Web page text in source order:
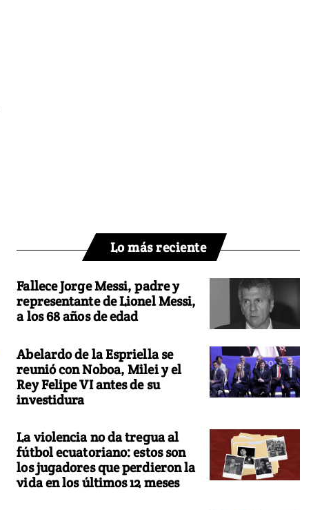
Lo más reciente
Fallece Jorge Messi, padre y
representante de Lionel Messi,
a los 68 años de edad
Abelardo de la Espriella se
reunió con Noboa, Milei y el
Rey Felipe VI antes de su
investidura
La violencia no da tregua al
fútbol ecuatoriano: estos son
los jugadores que perdieron la
vida en los últimos 12 meses